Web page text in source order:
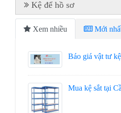
Kệ để hồ sơ
Xem nhiều Mới
Báo giá vật tư
Mua kệ sắt tại